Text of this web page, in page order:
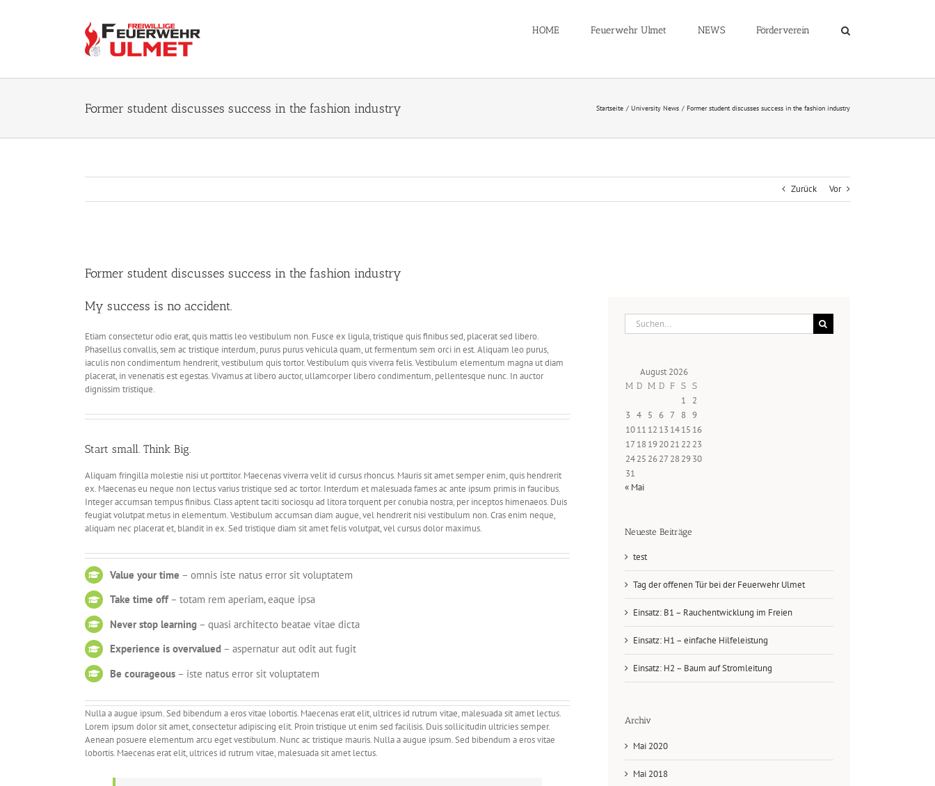
HOME Feuerwehr Ulmet NEWS Förderverein
Former student discusses success in the fashion industry Startseite University News Former student discusses success in the fashion industry
Zurück Vor
Bild
Former student discusses success in the fashion industry
My success is no accident.
Etiam consectetur odio erat, quis mattis leo vestibulum non. Fusce ex ligula, tristique quis finibus sed, placerat sed libero.
Phasellus convallis, sem ac tristique interdum, purus purus vehicula quam, ut fermentum sem orci in est. Aliquam leo purus,
iaculis non condimentum hendrerit, vestibulum quis tortor. Vestibulum quis viverra felis. Vestibulum elementum magna ut diam
placerat, in venenatis est egestas. Vivamus at libero auctor, ullamcorper libero condimentum, pellentesque nunc. In auctor
dignissim tristique.
Start small. Think Big.
Aliquam fringilla molestie nisi ut porttitor. Maecenas viverra velit id cursus rhoncus. Mauris sit amet semper enim, quis hendrerit
ex. Maecenas eu neque non lectus varius tristique sed ac tortor. Interdum et malesuada fames ac ante ipsum primis in faucibus.
Integer accumsan tempus finibus. Class aptent taciti sociosqu ad litora torquent per conubia nostra, per inceptos himenaeos. Duis
feugiat volutpat metus in elementum. Vestibulum accumsan diam augue, vel hendrerit nisi vestibulum non. Cras enim neque,
aliquam nec placerat et, blandit in ex. Sed tristique diam sit amet felis volutpat, vel cursus dolor maximus.
Value your time – omnis iste natus error sit voluptatem
Take time off– totam rem aperiam, eaque ipsa
Never stop learning – quasi architecto beatae vitae dicta
Experience is overvalued – aspernatur aut odit aut fugit
Be courageous – iste natus error sit voluptatem
Nulla a augue ipsum. Sed bibendum a eros vitae lobortis. Maecenas erat elit, ultrices id rutrum vitae, malesuada sit amet lectus.
Lorem ipsum dolor sit amet, consectetur adipiscing elit. Proin tristique ut enim sed facilisis. Duis sollicitudin ultricies semper.
Aenean posuere elementum arcu eget vestibulum. Nunc ac tristique mauris. Nulla a augue ipsum. Sed bibendum a eros vitae
lobortis. Maecenas erat elit, ultrices id rutrum vitae, malesuada sit amet lectus.
Suche
nach:
August 2026
M D M D F S S
1
2
3 4 5 6 7 8 9
1011 12 13 1415 16
17 18 192021 22 23
2425 2627 28 2930
31
« Mai
Neueste Beiträge
test
Tag der offenen Tür bei der Feuerwehr Ulmet
Einsatz: B1 – Rauchentwicklung im Freien
Einsatz: H1 – einfache Hilfeleistung
Einsatz: H2 – Baum auf Stromleitung
Archiv
Mai 2020
Mai 2018